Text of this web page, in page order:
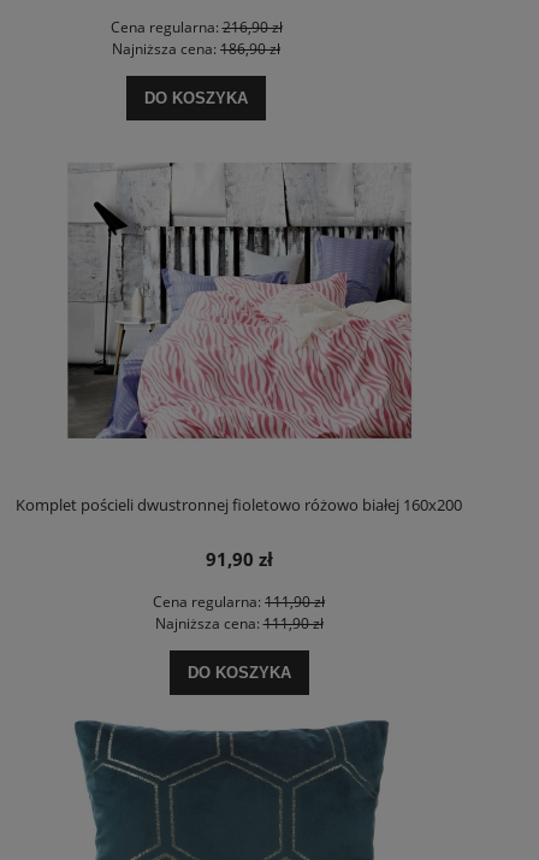
Cena regularna:216,90 zł
Najniższa cena: 186,90 zł
DO KOSZYKA
Komplet pościeli dwustronnej fioletowo różowo białej 160x200
91,90 zł
Cena regularna: 111,90 zł
Najniższa cena:111,90 zł
DO KOSZYKA